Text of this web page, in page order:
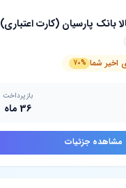
بانک پارسیان (کارت اعتباری)
اخیر شما 70%
بازپرداخت
36 ماه
مشاهده جزئیات